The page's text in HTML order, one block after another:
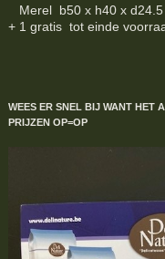
Merel b50 x h40 x d24.5
+ 1 gratis tot einde
WEES ER SNEL BIJ WANT HET
PRIJZEN OP=OP